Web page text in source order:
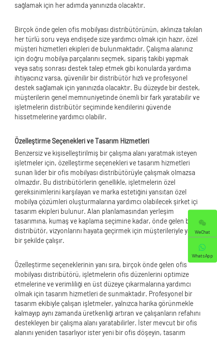
sağlamak için her adımda yanınızda olacaktır.
Birçok önde gelen ofis mobilyası distribütörünün, aklınıza takılan
her türlü soru veya endişede size yardımcı olmak için hazır, özel
müşteri hizmetleri ekipleri de bulunmaktadır. Çalışma alanınız
için doğru mobilya parçalarını seçmek, sipariş takibi yapmak
veya satış sonrası destek talep etmek gibi konularda yardıma
ihtiyacınız varsa, güvenilir bir distribütör hızlı ve profesyonel
destek sağlamak için yanınızda olacaktır. Bu düzeyde bir destek,
müşterilerin genel memnuniyetinde önemli bir fark yaratabilir ve
işletmelerin distribütör seçiminde kendilerini güvende
hissetmelerine yardımcı olabilir.
Özelleştirme Seçenekleri ve Tasarım Hizmetleri
Benzersiz ve kişiselleştirilmiş bir çalışma alanı yaratmak isteyen
işletmeler için, özelleştirme seçenekleri ve tasarım hizmetleri
sunan lider bir ofis mobilyası distribütörüyle çalışmak olmazsa
olmazdır. Bu distribütörlerin genellikle, işletmelerin özel
gereksinimlerini karşılayan ve marka estetiğini yansıtan özel
mobilya çözümleri oluşturmalarına yardımcı olabilecek şirket içi
tasarım ekipleri bulunur. Alan planlamasından yerleşim
tasarımına, kumaş ve kaplama seçimine kadar, önde gelen bir
distribütör, vizyonlarını hayata geçirmek için müşterileriyle yakın
bir şekilde çalışır.
Özelleştirme seçeneklerinin yanı sıra, birçok önde gelen ofis
mobilyası distribütörü, işletmelerin ofis düzenlerini optimize
etmelerine ve verimliliği en üst düzeye çıkarmalarına yardımcı
olmak için tasarım hizmetleri de sunmaktadır. Profesyonel bir
tasarım ekibiyle çalışan işletmeler, yalnızca harika görünmekle
kalmayıp aynı zamanda üretkenliği artıran ve çalışanların refahını
destekleyen bir çalışma alanı yaratabilirler. İster mevcut bir ofis
alanını yeniden tasarlıyor ister yeni bir ofis döşeyin, tasarım
WeChat
WhatsApp